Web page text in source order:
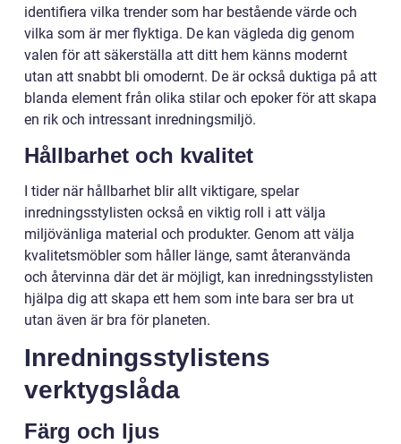
identifiera vilka trender som har bestående värde och
vilka som är mer flyktiga. De kan vägleda dig genom
valen för att säkerställa att ditt hem känns modernt
utan att snabbt bli omodernt. De är också duktiga på att
blanda element från olika stilar och epoker för att skapa
en rik och intressant inredningsmiljö.
Hållbarhet och kvalitet
I tider när hållbarhet blir allt viktigare, spelar
inredningsstylisten också en viktig roll i att välja
miljövänliga material och produkter. Genom att välja
kvalitetsmöbler som håller länge, samt återanvända
och återvinna där det är möjligt, kan inredningsstylisten
hjälpa dig att skapa ett hem som inte bara ser bra ut
utan även är bra för planeten.
Inredningsstylistens
verktygslåda
Färg och ljus